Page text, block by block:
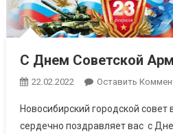
С Днем Советской
22.02.2022 Оставить
Новосибирский городской совет
сердечно поздравляет вас с